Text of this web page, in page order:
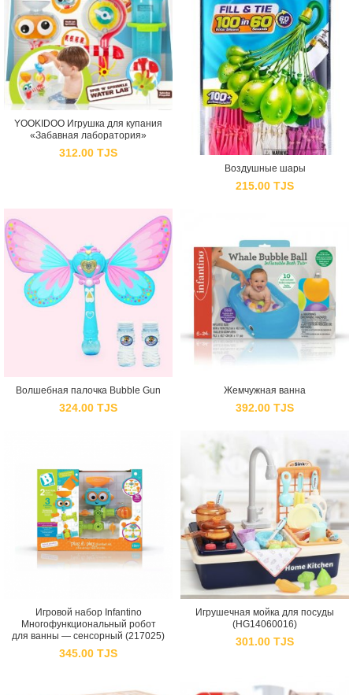
YOOKIDOO Игрушка для купания
«Забавная лаборатория»
312.00 TJS
Воздушные шары
215.00 TJS
Волшебная палочка Bubble Gun
324.00 TJS
Жемчужная ванна
392.00 TJS
Игровой набор Infantino
Многофункциональный робот
для ванны — сенсорный (217025)
345.00 TJS
Игрушечная мойка для посуды
(HG14060016)
301.00 TJS